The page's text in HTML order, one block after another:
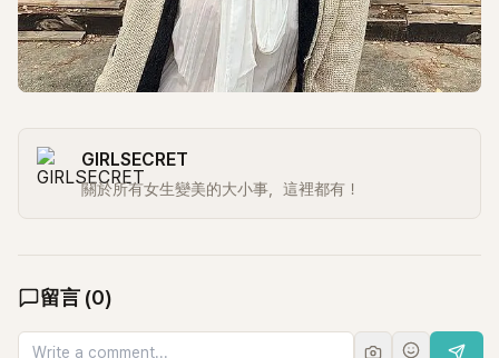
GIRLSECRET
關於所有女生變美的大小事，這裡都有！
留言 (0)